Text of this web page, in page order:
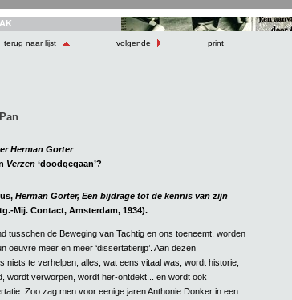
terug naar lijst volgende print
Herman Gorter
Verzen‘doodgegaan’?
Herman Gorter, Een bijdrage tot de kennis van zijn
Mij. Contact, Amsterdam, 1934).
tusschen de Beweging van Tachtig en ons toeneemt, worden
oeuvre meer en meer ‘dissertatierijp’. Aan dezen
niets te verhelpen; alles, wat eens vitaal was, wordt historie,
wordt verworpen, wordt her-ontdekt... en wordt ook
Zoo zag men voor eenige jaren Anthonie Donker in een